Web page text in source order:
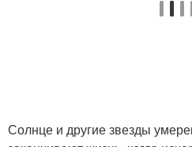
Солнце и другие звезды